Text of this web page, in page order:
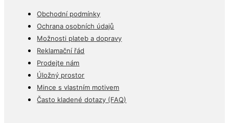
Obchodní podmínky
Ochrana osobních údajů
Možnosti plateb a dopravy
Reklamační řád
Prodejte nám
Úložný prostor
Mince s vlastním motivem
Často kladené dotazy (FAQ)